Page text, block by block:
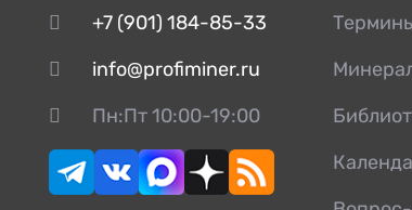
+7 (901) 184-85-33
info@profiminer.ru
Пн:Пт 10:00-19:00